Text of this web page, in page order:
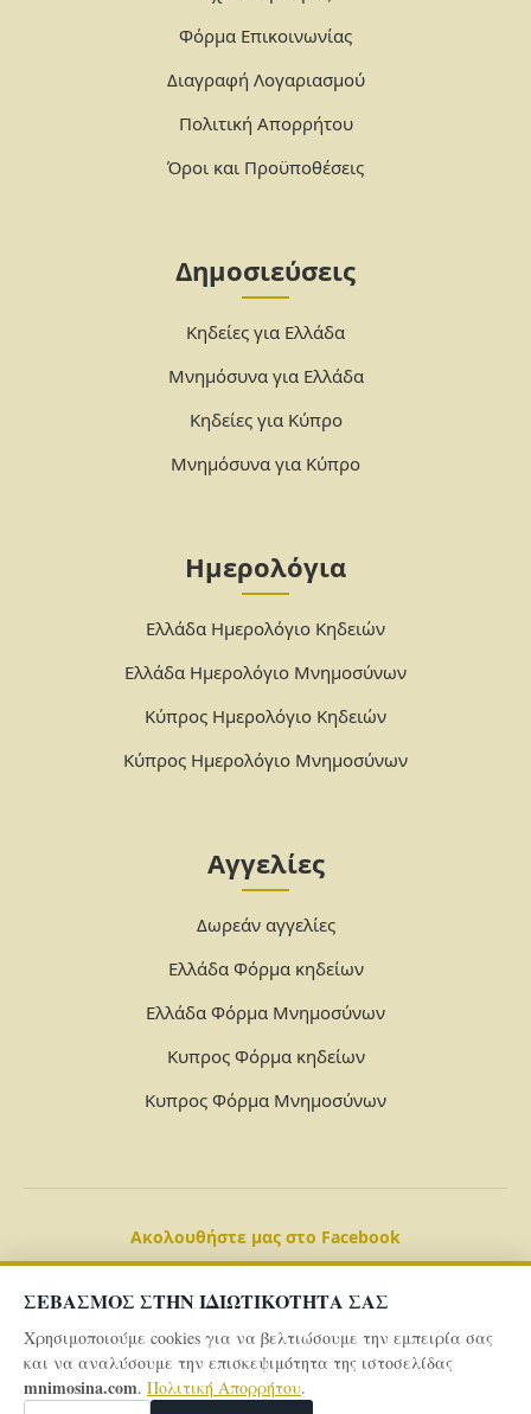
ΣΕΒΑΣΜΟΣ ΣΤΗΝ ΙΔΙΩΤΙΚΟΤΗΤΑ ΣΑΣ
Χρησιμοποιούμε cookies για να βελτιώσουμε την εμπειρία σας
και να αναλύσουμε την επισκεψιμότητα της ιστοσελίδας
mnimosina.com. Πολιτική Απορρήτου.
Φόρμα Επικοινωνίας
Διαγραφή Λογαριασμού
Πολιτική Απορρήτου
Όροι και Προϋποθέσεις
Δημοσιεύσεις
Κηδείες για Ελλάδα
Μνημόσυνα για Ελλάδα
Κηδείες για Κύπρο
Μνημόσυνα για Κύπρο
Ημερολόγια
Ελλάδα Ημερολόγιο Κηδειών
Ελλάδα Ημερολόγιο Μνημοσύνων
Κύπρος Ημερολόγιο Κηδειών
Κύπρος Ημερολόγιο Μνημοσύνων
Αγγελίες
Δωρεάν αγγελίες
Ελλάδα Φόρμα κηδείων
Ελλάδα Φόρμα Μνημοσύνων
Κυπρος Φόρμα κηδείων
Κυπρος Φόρμα Μνημοσύνων
Ακολουθήστε μας στο Facebook